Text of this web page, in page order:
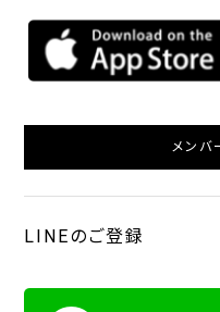
メンバ
LINEのご登録